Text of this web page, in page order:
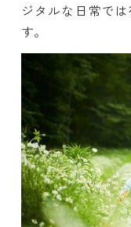
ジタルな日常で
す。